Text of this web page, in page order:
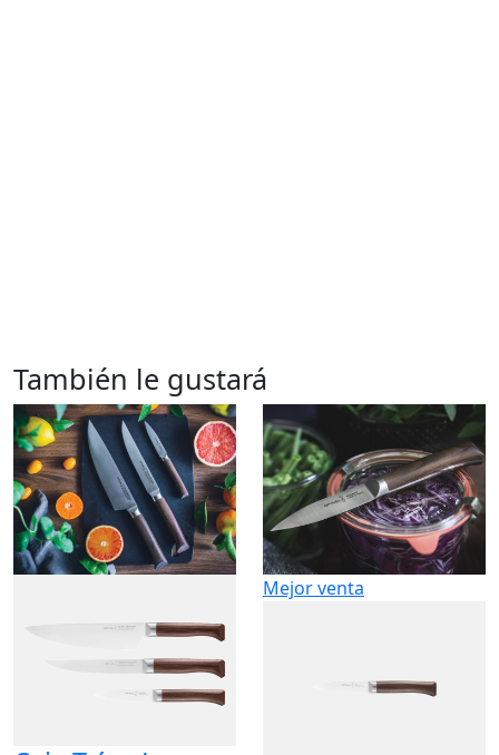
También le gustará
Mejor venta